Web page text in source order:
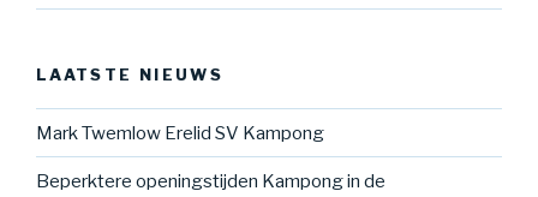
LAATSTE NIEUWS
Mark Twemlow Erelid SV Kampong
Beperktere openingstijden Kampong in de